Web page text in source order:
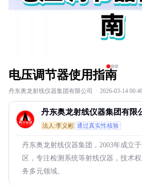
电压调节器使用指南
丹东奥龙射线仪器集团有限公司 · 2026-03-14
丹东奥龙射线仪器集团有限
法人:李义彬 通过真实性核验
丹东奥龙射线仪器集团，2003年成立
区，专注检测系统等射线仪器，技术
务多元领域。